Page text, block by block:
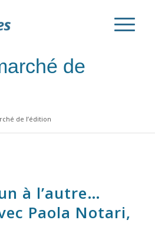
de
de l’édition
à l’autre…
Paola Notari,